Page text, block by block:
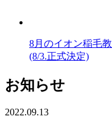
8月のイオン稲毛
(8/3.正式決定)
お知らせ
2022.09.13